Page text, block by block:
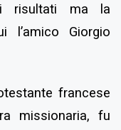
risultati ma la
l’amico Giorgio
francese
missionaria, fu